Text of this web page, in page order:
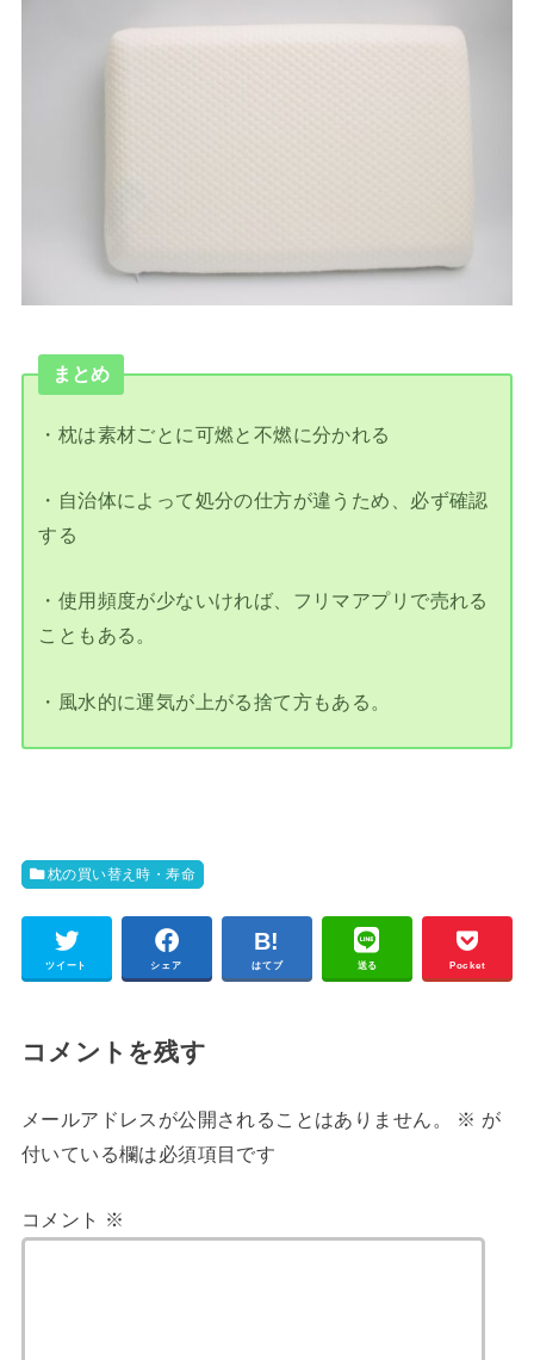
まとめ
・枕は素材ごとに可燃と不燃に分かれる
・自治体によって処分の仕方が違うため、必ず確認
する
・使用頻度が少ないければ、フリマアプリで売れる
こともある。
・風水的に運気が上がる捨て方もある。
枕の買い替え時・寿命
ツイート シェア はてブ 送る Pocket
コメントを残す
メールアドレスが公開されることはありません。 ※ が
付いている欄は必須項目です
コメント ※